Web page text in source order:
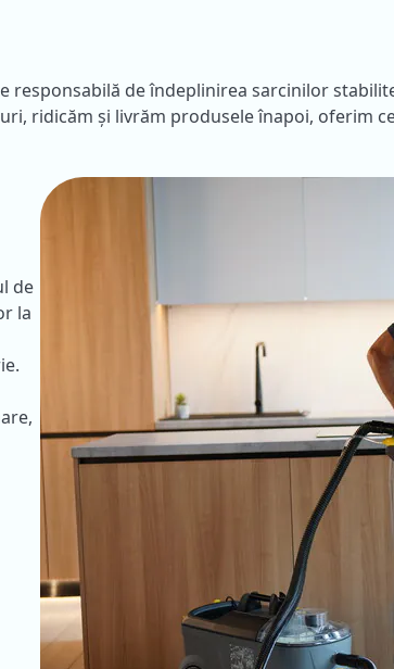
de îndeplinirea sarcinilor
ridicăm și livrăm produsele înapoi, oferim
de
la